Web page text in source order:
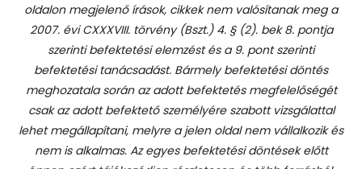
oldalon megjelenő írások, cikkek nem valósítanak meg a
2007. évi CXXXVIII. törvény (Bszt.) 4. § (2). bek 8. pontja
szerinti befektetési elemzést és a 9. pont szerinti
befektetési tanácsadást. Bármely befektetési döntés
meghozatala során az adott befektetés megfelelőségét
csak az adott befektető személyére szabott vizsgálattal
lehet megállapítani, melyre a jelen oldal nem vállalkozik és
nem is alkalmas. Az egyes befektetési döntések előtt